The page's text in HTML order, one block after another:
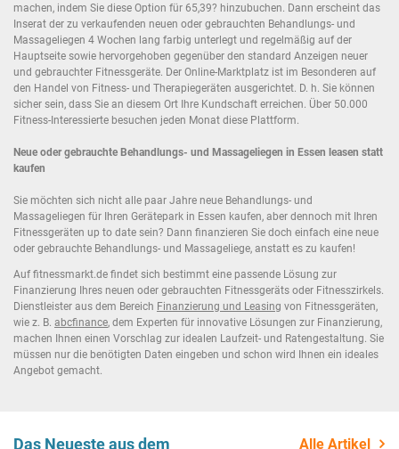
machen, indem Sie diese Option für 65,39? hinzubuchen. Dann erscheint das
Inserat der zu verkaufenden neuen oder gebrauchten Behandlungs- und
Massageliegen 4 Wochen lang farbig unterlegt und regelmäßig auf der
Hauptseite sowie hervorgehoben gegenüber den standard Anzeigen neuer
und gebrauchter Fitnessgeräte. Der Online-Marktplatz ist im Besonderen auf
den Handel von Fitness- und Therapiegeräten ausgerichtet. D. h. Sie können
sicher sein, dass Sie an diesem Ort Ihre Kundschaft erreichen. Über 50.000
Fitness-Interessierte besuchen jeden Monat diese Plattform.
Neue oder gebrauchte Behandlungs- und Massageliegen in Essen leasen statt
kaufen
Sie möchten sich nicht alle paar Jahre neue Behandlungs- und
Massageliegen für Ihren Gerätepark in Essen kaufen, aber dennoch mit Ihren
Fitnessgeräten up to date sein? Dann finanzieren Sie doch einfach eine neue
oder gebrauchte Behandlungs- und Massageliege, anstatt es zu kaufen!
Auf fitnessmarkt.de findet sich bestimmt eine passende Lösung zur
Finanzierung Ihres neuen oder gebrauchten Fitnessgeräts oder Fitnesszirkels.
Dienstleister aus dem Bereich Finanzierung und Leasing von Fitnessgeräten,
wie z. B. abcfinance, dem Experten für innovative Lösungen zur Finanzierung,
machen Ihnen einen Vorschlag zur idealen Laufzeit- und Ratengestaltung. Sie
müssen nur die benötigten Daten eingeben und schon wird Ihnen ein ideales
Angebot gemacht.
Das Neueste aus dem
Alle Artikel